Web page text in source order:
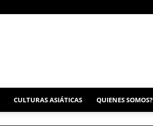
CULTURAS ASIÁTICAS QUIENES SOMOS?